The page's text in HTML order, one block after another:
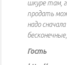
шкуре там,
продать
надо
Гость